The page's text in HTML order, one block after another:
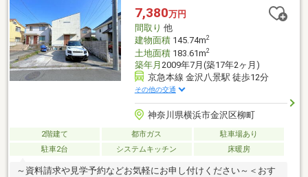
の上、お問い合わせください。担当者より、ご希望に合わせて資
料送付や、ご内覧等手配等させていただきます。
7,380万円
間取り 他
建物面積145.74m2
土地面積183.61m2
築年月 2009年7月(築17年2ヶ月)
京急本線 金沢八景駅 徒歩12分
その他の交通
神奈川県横浜市金沢区柳町
2階建て 都市ガス
駐車場あり
駐車2台
システムキッチン 床暖房
～資料請求や見学予約などお気軽にお申し付けください～＜おす